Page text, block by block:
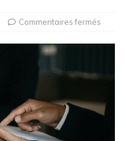
Commentaires fermés